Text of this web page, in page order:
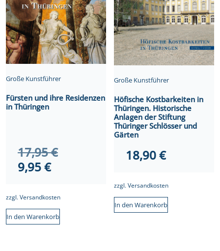
Große Kunstführer
Fürsten und ihre Residenzen
in Thüringen
17,95€Ursprünglicher
17,95 €
9,95€Aktueller
ist:
9,95 €.
zzgl.Versandkosten
In den Warenkorb
Große Kunstführer
Höfische Kostbarkeiten in
Thüringen. Historische
Anlagen der Stiftung
Thüringer Schlösser und
Gärten
18,90€
zzgl.Versandkosten
In den Warenkorb